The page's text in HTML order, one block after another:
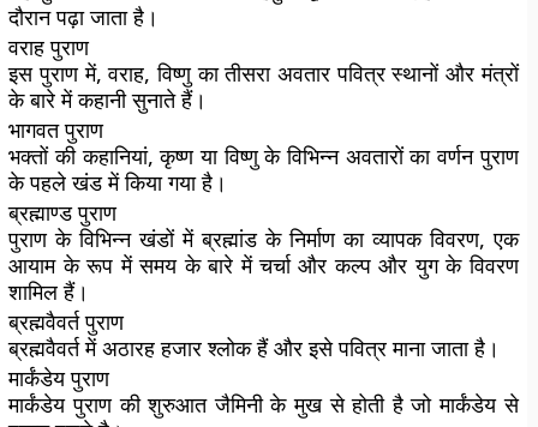
दौरान पढ़ा जाता है।
वराह पुराण
इस पुराण में, वराह, विष्णु का तीसरा अवतार पवित्र स्थानों और मंत्रों
के बारे में कहानी सुनाते हैं।
भागवत पुराण
भक्तों की कहानियां, कृष्ण या विष्णु के विभिन्न अवतारों का वर्णन पुराण
के पहले खंड में किया गया है।
ब्रह्माण्ड पुराण
पुराण के विभिन्न खंडों में ब्रह्मांड के निर्माण का व्यापक विवरण, एक
आयाम के रूप में समय के बारे में चर्चा और कल्प और युग के विवरण
शामिल हैं।
ब्रह्मवैवर्त पुराण
ब्रह्मवैवर्त में अठारह हजार श्लोक हैं और इसे पवित्र माना जाता है।
मार्कंडेय पुराण
मार्कंडेय पुराण की शुरुआत जैमिनी के मुख से होती है जो मार्कंडेय से